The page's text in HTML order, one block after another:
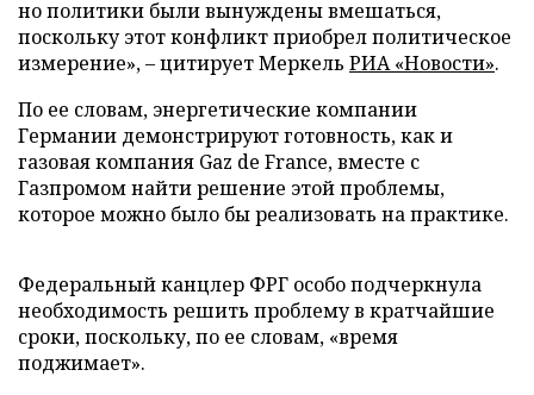
но политики были вынуждены вмешаться,
поскольку этот конфликт приобрел политическое
измерение», – цитирует Меркель РИА «Новости».
По ее словам, энергетические компании
Германии демонстрируют готовность, как и
газовая компания Gaz de France, вместе с
Газпромом найти решение этой проблемы,
которое можно было бы реализовать на практике.
Федеральный канцлер ФРГ особо подчеркнула
необходимость решить проблему в кратчайшие
сроки, поскольку, по ее словам, «время
поджимает».